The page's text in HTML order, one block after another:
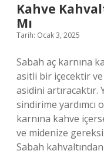
Kahve
Mı
Tarih: Ocak 3, 2025
Sabah aç karnına
asitli bir içecektir
asidini artıracaktır.
sindirime yardımcı
karnına kahve
ve midenize
Sabah